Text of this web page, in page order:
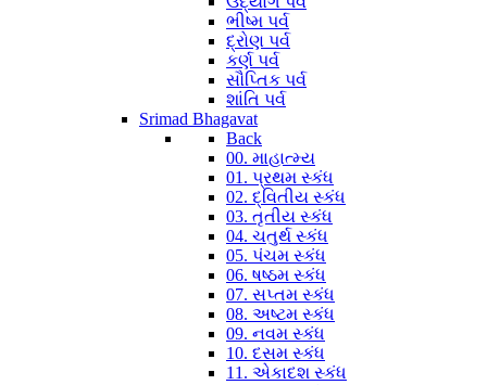
ભીષ્મ પર્વ
દ્રોણ પર્વ
કર્ણ પર્વ
સૌપ્તિક પર્વ
શાંતિ પર્વ
Srimad Bhagavat
Back
00. માહાત્મ્ય
01. પ્રથમ સ્કંધ
02. દ્વિતીય સ્કંધ
03. તૃતીય સ્કંધ
04. ચતુર્થ સ્કંધ
05. પંચમ સ્કંધ
06. ષષ્ઠમ સ્કંધ
07. સપ્તમ સ્કંધ
08. અષ્ટમ સ્કંધ
09. નવમ સ્કંધ
10. દસમ સ્કંધ
11. એકાદશ સ્કંધ